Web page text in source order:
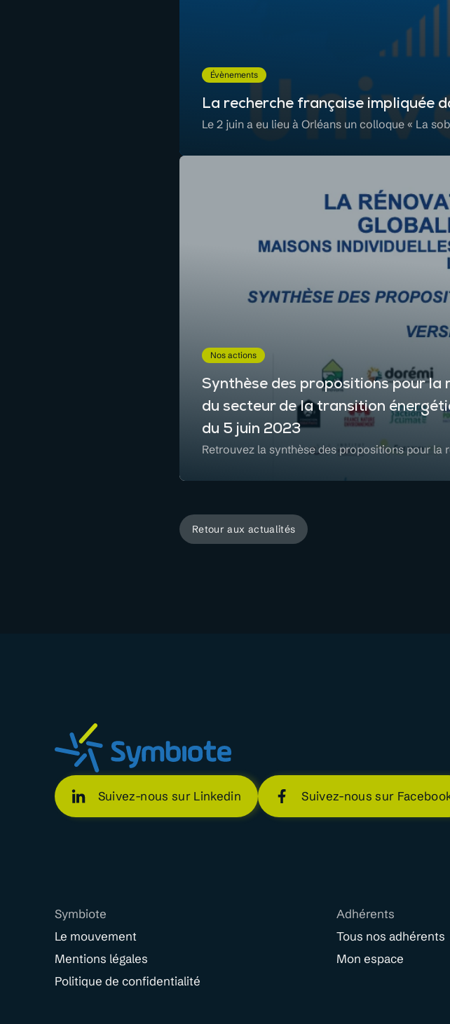
Évènements
La recherche française impliquée
Le 2 juin a eu lieu à Orléans un colloque « La
Nos actions
Synthèse des propositions pour la
du secteur de la transition
du 5 juin 2023
Retrouvez la synthèse des propositions pour la
Retour aux actualités
Suivez-nous sur Linkedin Suivez-nous sur
Symbiote
Le mouvement
Mentions légales
Politique de confidentialité
Adhérents
Tous nos adhérents
Mon espace